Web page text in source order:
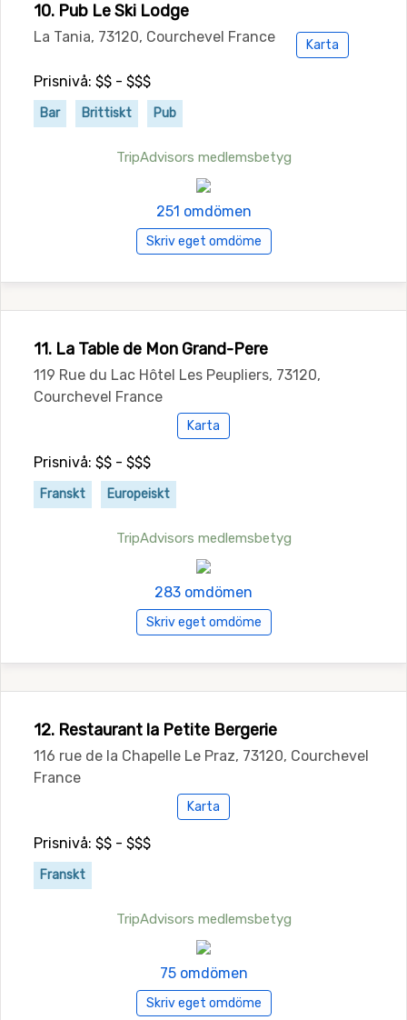
10. Pub Le Ski Lodge
La Tania, 73120, Courchevel France Karta
Prisnivå: $$ - $$$
Bar Brittiskt Pub
TripAdvisors medlemsbetyg
251 omdömen
Skriv eget omdöme
11. La Table de Mon Grand-Pere
119 Rue du Lac Hôtel Les Peupliers, 73120,
Courchevel France
Karta
Prisnivå: $$ - $$$
Franskt Europeiskt
TripAdvisors medlemsbetyg
283 omdömen
Skriv eget omdöme
12. Restaurant la Petite Bergerie
116 rue de la Chapelle Le Praz, 73120, Courchevel
France
Karta
Prisnivå: $$ - $$$
Franskt
TripAdvisors medlemsbetyg
75 omdömen
Skriv eget omdöme